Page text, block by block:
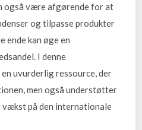
også være afgørende for at
og tilpasse produkter
ende kan øge en
I denne
uvurderlig ressource, der
men også understøtter
på den internationale